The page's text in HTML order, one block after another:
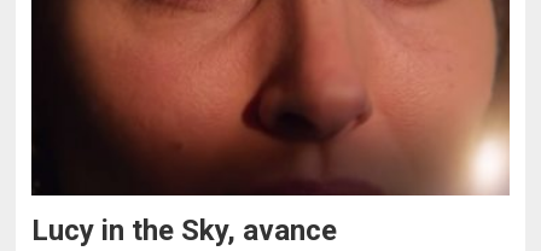
Lucy in the Sky, avance